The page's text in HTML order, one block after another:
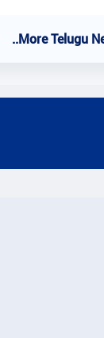
..More Telugu